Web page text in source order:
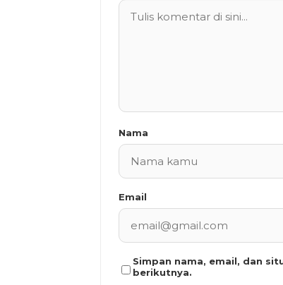
Nama
Email
Simpan nama, email, dan
berikutnya.